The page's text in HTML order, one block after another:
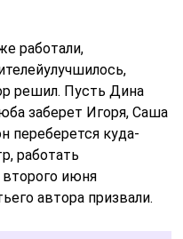
работали,
решил. Пусть Дина
заберет Игоря, Саша
переберется куда-
работать
июня
автора призвали.